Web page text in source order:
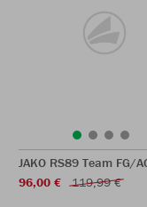
JAKO RS89 Team FG/
96,00 €
119,99 €